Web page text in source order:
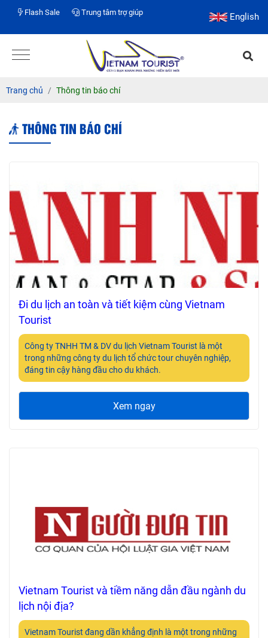
Flash Sale Trung tâm trợ giúp English
Trang chủ Thông tin báo chí
THÔNG TIN BÁO CHÍ
Đi du lịch an toàn và tiết kiệm cùng Vietnam
Tourist
Công ty TNHH TM & DV du lịch Vietnam Tourist là một
trong những công ty du lịch tổ chức tour chuyên nghiệp,
đáng tin cậy hàng đầu cho du khách.
Xem ngay
Vietnam Tourist và tiềm năng dẫn đầu ngành du
lịch nội địa?
Vietnam Tourist đang dần khẳng định là một trong những